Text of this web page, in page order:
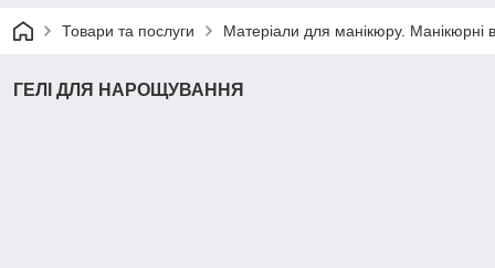
Товари та послуги Матеріали для манікюру. Манікюрні
ГЕЛІ ДЛЯ НАРОЩУВАННЯ